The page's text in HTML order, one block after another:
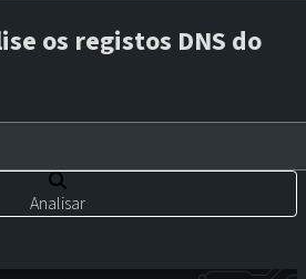
os registos DNS do
Analisar